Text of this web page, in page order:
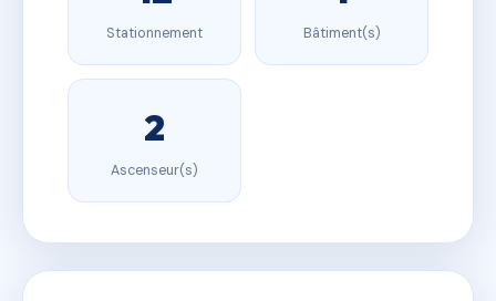
Stationnement Bâtiment(s)
2
Ascenseur(s)